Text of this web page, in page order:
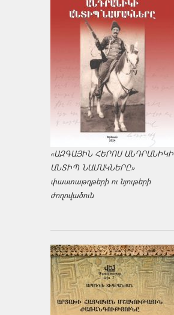
«ԱԶԳԱՅԻՆ ՀԵՐՈՍ ԱՆԴՐԱՆԻԿԻ
ԱՆՏԻՊ ՆԱՄԱԿՆԵՐԸ»
փաստաթղթերի ու նյութերի
ժողովածուն